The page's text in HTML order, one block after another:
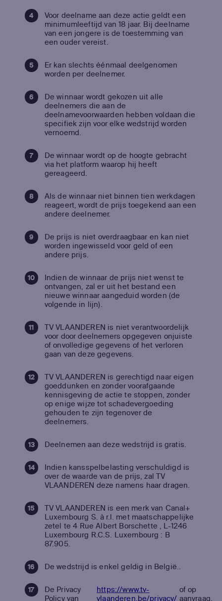
Voor deelname aan deze actie geldt een
minimumleeftijd van 18 jaar. Bij deelname
van een jongere is de toestemming van
een ouder vereist.
Er kan slechts éénmaal deelgenomen
worden per deelnemer.
De winnaar wordt gekozen uit alle
deelnemers die aan de
deelnamevoorwaarden hebben voldaan die
specifiek zijn voor elke wedstrijd worden
vernoemd.
De winnaar wordt op de hoogte gebracht
via het platform waarop hij heeft
gereageerd.
Als de winnaar niet binnen tien werkdagen
reageert, wordt de prijs toegekend aan een
andere deelnemer.
De prijs is niet overdraagbaar en kan niet
worden ingewisseld voor geld of een
andere prijs.
Indien de winnaar de prijs niet wenst te
ontvangen, zal er uit het bestand een
nieuwe winnaar aangeduid worden (de
volgende in lijn).
TV VLAANDEREN is niet verantwoordelijk
voor door deelnemers opgegeven onjuiste
of onvolledige gegevens of het verloren
gaan van deze gegevens.
TV VLAANDEREN is gerechtigd naar eigen
goeddunken en zonder voorafgaande
kennisgeving de actie te stoppen, zonder
op enige wijze tot schadevergoeding
gehouden te zijn tegenover de
deelnemers.
Deelnemen aan deze wedstrijd is gratis.
Indien kansspelbelasting verschuldigd is
over de waarde van de prijs, zal TV
VLAANDEREN deze namens haar dragen.
TV VLAANDEREN is een merk van Canal+
Luxembourg S. à r.l. met maatschappelijke
zetel te 4 Rue Albert Borschette , L-1246
Luxembourg R.C.S. Luxembourg : B
87.905.
De wedstrijd is enkel geldig in België..
De Privacy
Policy van
https://www.tv-
vlaanderen.be/privacy/
of op
aanvraag.